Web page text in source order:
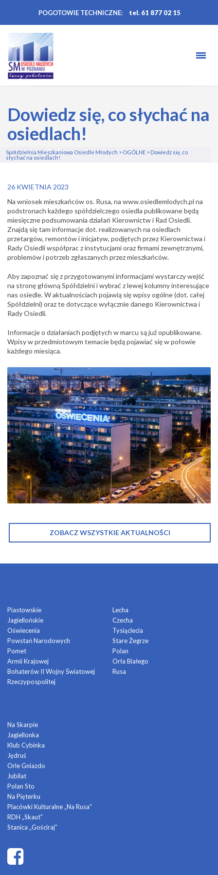
POGOTOWIE TECHNICZNE: tel. 61 877 02 15
Dowiedz się, co słychać na
osiedlach!
Spółdzielnia Mieszkaniowa Osiedle Młodych > OGÓLNE > Dowiedz się, co
słychać na osiedlach!
26 KWIETNIA 2023
Na wniosek mieszkańców os. Rusa, na www.osiedlemlodych.pl na
podstronach każdego spółdzielczego osiedla publikowane będą
miesięczne podsumowania działań Kierownictw i Rad Osiedli.
Znajdą się tam informacje dot. realizowanych na osiedlach
przetargów, remontów i inicjatyw, podjętych przez Kierownictwa i
Rady Osiedli współprac z instytucjami oraz firmami zewnętrznymi,
problemów i potrzeb zgłaszanych przez mieszkańców.
Aby zapoznać się z przygotowanymi informacjami wystarczy wejść
na stronę główną Spółdzielni i wybrać z lewej kolumny interesujące
nas osiedle. W aktualnościach pojawią się wpisy ogólne (dot. całej
Spółdzielni) oraz te dotyczące wyłącznie danego Kierownictwa i
Rady Osiedli.
Informacje o działaniach podjętych w marcu są już opublikowane.
Wpisy w przedmiotowym temacie będą pojawiać się w połowie
każdego miesiąca.
ZOBACZ WSZYSTKIE AKTUALNOŚCI
Piastowskie
Jagiellońskie
Oświecenia
Powstań Narodowych
Pomet
Armii Krajowej
Bohaterów II Wojny Światowej
Rzeczypospolitej
Lecha
Czecha
Tysiąclecia
Stare Żegrze
Polan
Orła Białego
Rusa
Na Skarpie
Jagiellonka
Klub Cybinka
Jędruś
Orle Gniazdo
Jubilat
Polan Sto
Na Pięterku
Placówki Kulturalne „Na Rusa”
RDH „Skaut”
Stanica „Gościraj”